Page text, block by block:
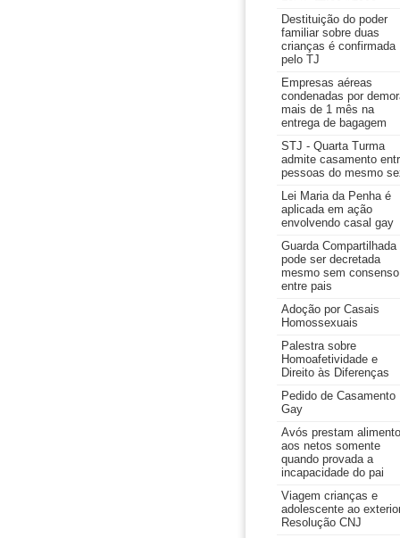
Destituição do poder
familiar sobre duas
crianças é confirmada
pelo TJ
Empresas aéreas
condenadas por
mais de 1 mês na
entrega de bagagem
STJ - Quarta Turma
admite casamento
pessoas do mesmo
Lei Maria da Penha é
aplicada em ação
envolvendo casal gay
Guarda Compartilhada
pode ser decretada
mesmo sem consenso
entre pais
Adoção por Casais
Homossexuais
Palestra sobre
Homoafetividade e
Direito às Diferenças
Pedido de Casamento
Gay
Avós prestam
aos netos somente
quando provada a
incapacidade do pai
Viagem crianças e
adolescente ao
Resolução CNJ